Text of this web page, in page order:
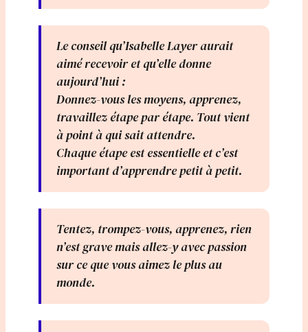
Le conseil qu’Isabelle Layer aurait
aimé recevoir et qu’elle donne
aujourd’hui :
Donnez-vous les moyens, apprenez,
travaillez étape par étape. Tout vient
à point à qui sait attendre.
Chaque étape est essentielle et c’est
important d’apprendre petit à petit.
Tentez, trompez-vous, apprenez, rien
n’est grave mais allez-y avec passion
sur ce que vous aimez le plus au
monde.